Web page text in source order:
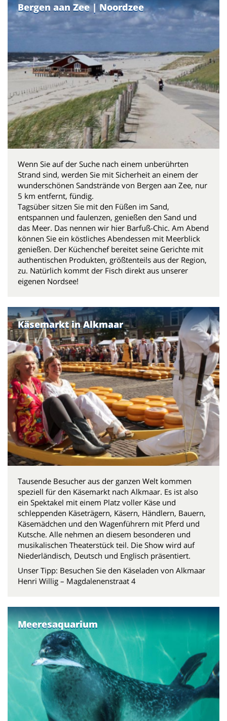
Bergen aan Zee | Noordzee
Wenn Sie auf der Suche nach einem unberührten
Strand sind, werden Sie mit Sicherheit an einem der
wunderschönen Sandstrände von Bergen aan Zee, nur
5 km entfernt, fündig.
Tagsüber sitzen Sie mit den Füßen im Sand,
entspannen und faulenzen, genießen den Sand und
das Meer. Das nennen wir hier Barfuß-Chic. Am Abend
können Sie ein köstliches Abendessen mit Meerblick
genießen. Der Küchenchef bereitet seine Gerichte mit
authentischen Produkten, größtenteils aus der Region,
zu. Natürlich kommt der Fisch direkt aus unserer
eigenen Nordsee!
Käsemarkt in Alkmaar
Tausende Besucher aus der ganzen Welt kommen
speziell für den Käsemarkt nach Alkmaar. Es ist also
ein Spektakel mit einem Platz voller Käse und
schleppenden Käseträgern, Käsern, Händlern, Bauern,
Käsemädchen und den Wagenführern mit Pferd und
Kutsche. Alle nehmen an diesem besonderen und
musikalischen Theaterstück teil. Die Show wird auf
Niederländisch, Deutsch und Englisch präsentiert.
Unser Tipp: Besuchen Sie den Käseladen von Alkmaar
Henri Willig – Magdalenenstraat 4
Meeresaquarium